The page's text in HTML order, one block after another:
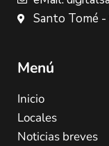
Santo Tomé
Menú
Inicio
Locales
Noticias breves